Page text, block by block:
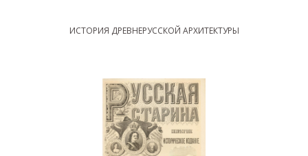
ИСТОРИЯ ДРЕВНЕРУССКОЙ АРХИТЕКТУРЫ